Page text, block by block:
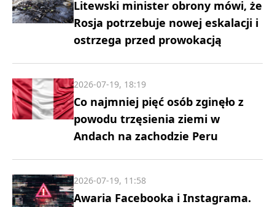
Litewski minister obrony mówi, że
Rosja potrzebuje nowej eskalacji i
ostrzega przed prowokacją
Co najmniej pięć osób zginęło z
powodu trzęsienia ziemi w
Andach na zachodzie Peru
2026-07-19, 18:19
Awaria Facebooka i Instagrama.
2026-07-19, 11:58